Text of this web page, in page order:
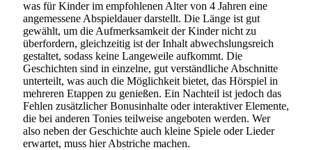
was für Kinder im empfohlenen Alter von 4 Jahren eine
angemessene Abspieldauer darstellt. Die Länge ist gut
gewählt, um die Aufmerksamkeit der Kinder nicht zu
überfordern, gleichzeitig ist der Inhalt abwechslungsreich
gestaltet, sodass keine Langeweile aufkommt. Die
Geschichten sind in einzelne, gut verständliche Abschnitte
unterteilt, was auch die Möglichkeit bietet, das Hörspiel in
mehreren Etappen zu genießen. Ein Nachteil ist jedoch das
Fehlen zusätzlicher Bonusinhalte oder interaktiver Elemente,
die bei anderen Tonies teilweise angeboten werden. Wer
also neben der Geschichte auch kleine Spiele oder Lieder
erwartet, muss hier Abstriche machen.